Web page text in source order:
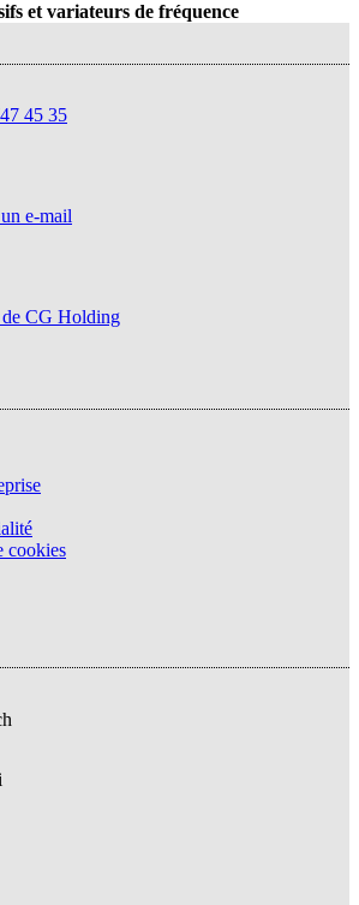
et variateurs de fréquence
45 35
e-mail
de CG Holding
cookies